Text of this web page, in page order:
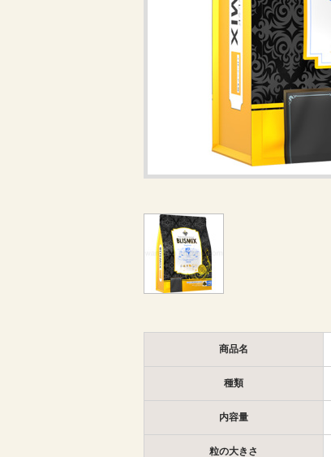
商品名
種類
内容量
粒の大きさ